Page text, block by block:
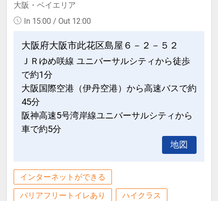
大阪・ベイエリア
In 15:00 / Out 12:00
大阪府大阪市此花区島屋６－２－５２
ＪＲゆめ咲線 ユニバーサルシティから徒歩
で約1分
大阪国際空港（伊丹空港）から高速バスで約
45分
阪神高速5号湾岸線ユニバーサルシティから
車で約5分
地図
インターネットができる
バリアフリートイレあり ハイクラス